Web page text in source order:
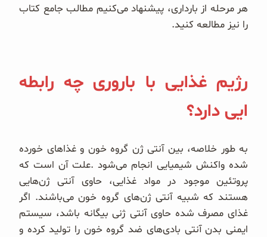
هر مرحله از بارداری، پیشنهاد می‌کنیم مطالب جامع کتاب
را نیز مطالعه کنید.
رژیم غذایی با باروری چه رابطه
ایی دارد؟
به طور خلاصه، بین آنتی ژن گروه خون و غذاهای خورده
شده واکنش شیمیایی انجام می‌شود .علت آن است که
پروتئین موجود در مواد غذایی، حاوی آنتی ژن‌هایی
هستند که شبیه آنتی ژن‌های گروه خون می‌باشند. اگر
غذای مصرف شده حاوی آنتی ژنی بیگانه باشد، سیستم
ایمنی بدن آنتی بادی‌های ضد گروه خون را تولید کرده و